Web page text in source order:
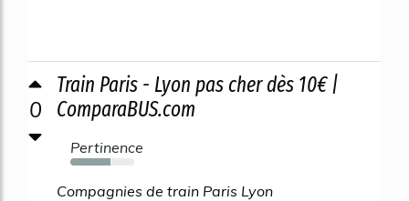
0
Train Paris - Lyon pas cher dès 10€ |
ComparaBUS.com
Pertinence
63%
Compagnies de train Paris Lyon